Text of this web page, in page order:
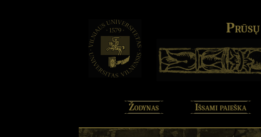
Žodynas Išsami paieška